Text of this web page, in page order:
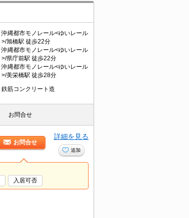
沖縄都市モノレール<ゆいレール
>/旭橋駅 徒歩22分
沖縄都市モノレール<ゆいレール
>/県庁前駅 徒歩22分
沖縄都市モノレール<ゆいレール
>/美栄橋駅 徒歩28分
鉄筋コンクリート造
お問合せ
お問合せ
詳細を見る
追加
入居可否